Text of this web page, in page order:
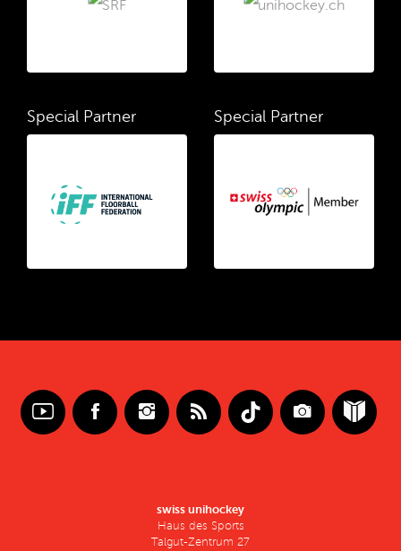
Special Partner Special Partner
swiss unihockey
Haus des Sports
Talgut-Zentrum 27